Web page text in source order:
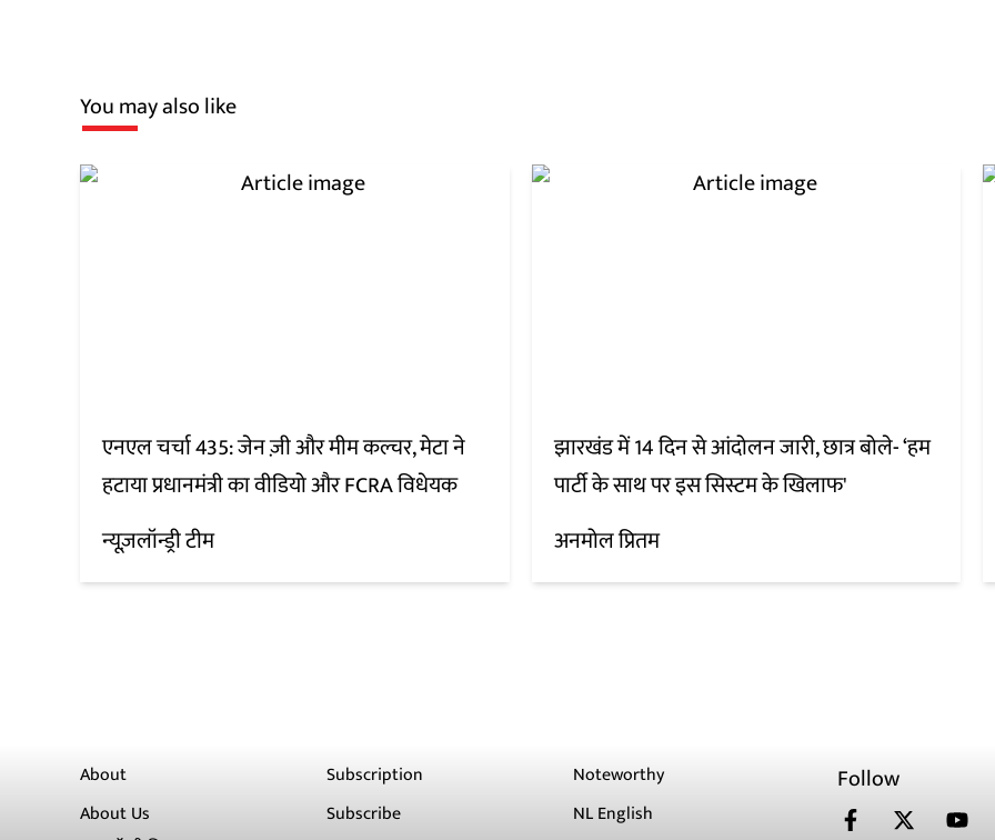
You may also like
एनएल चर्चा 435: जेन ज़ी और मीम कल्चर, मेटा ने
हटाया प्रधानमंत्री का वीडियो और FCRA विधेयक
न्यूज़लॉन्ड्री टीम
झारखंड में 14 दिन से आंदोलन जारी, छात्र बोले- ‘हम
पार्टी के साथ पर इस सिस्टम के खिलाफ'
अनमोल प्रितम
About
About Us
Subscription
Subscribe
Noteworthy
NL English
Follow